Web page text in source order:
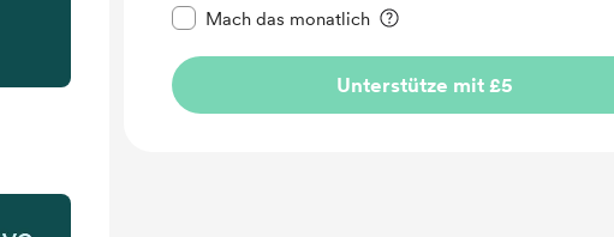
Mach das monatlich
Unterstütze mit £5